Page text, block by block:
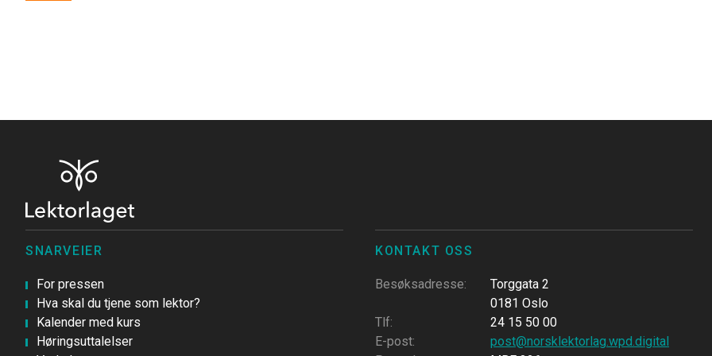
SNARVEIER
For pressen
Hva skal du tjene som lektor?
Kalender med kurs
Høringsuttalelser
KONTAKT OSS
Besøksadresse:
Torggata 2
0181 Oslo
Tlf:
24 15 50 00
E-post:
post@norsklektorlag.wpd.digital